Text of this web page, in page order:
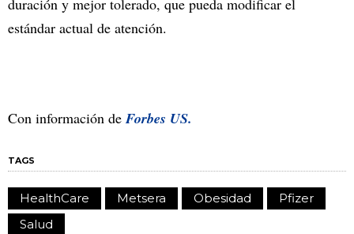
duración y mejor tolerado, que pueda modificar el
estándar actual de atención.
Con información deForbes US.
TAGS
HealthCare Metsera Obesidad
Pfizer
Salud